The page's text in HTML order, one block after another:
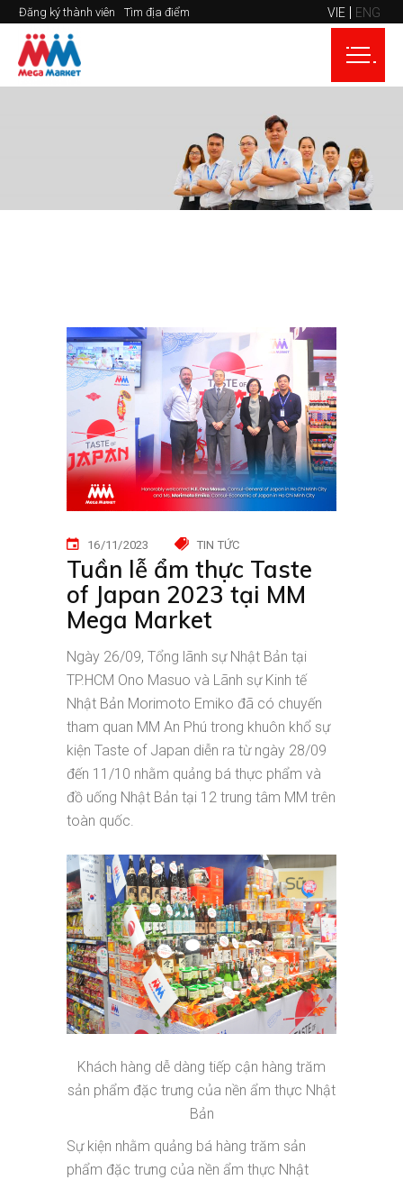
Đăng ký thành viên Tìm địa điểm VIE ENG
16/11/2023 TIN TỨC
Tuần lễ ẩm thực Taste
of Japan 2023 tại MM
Mega Market
Ngày 26/09, Tổng lãnh sự Nhật Bản tại
TP.HCM Ono Masuo và Lãnh sự Kinh tế
Nhật Bản Morimoto Emiko đã có chuyến
tham quan MM An Phú trong khuôn khổ sự
kiện Taste of Japan diễn ra từ ngày 28/09
đến 11/10 nhằm quảng bá thực phẩm và
đồ uống Nhật Bản tại 12 trung tâm MM trên
toàn quốc.
Khách hàng dễ dàng tiếp cận hàng trăm
sản phẩm đặc trưng của nền ẩm thực Nhật
Bản
Sự kiện nhằm quảng bá hàng trăm sản
phẩm đặc trưng của nền ẩm thực Nhật